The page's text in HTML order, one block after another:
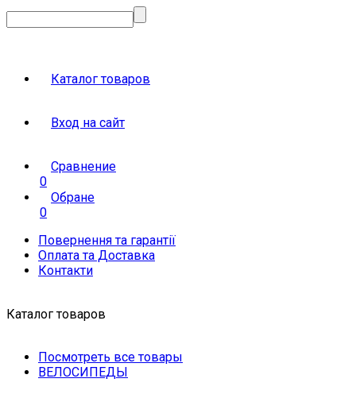
Каталог товаров
Вход на сайт
Сравнение
0
Обране
0
Повернення та гарантії
Оплата та Доставка
Контакти
Каталог товаров
Посмотреть все товары
ВЕЛОСИПЕДЫ